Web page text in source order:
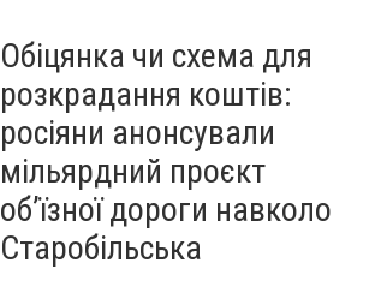
Обіцянка чи схема для
розкрадання коштів:
росіяни анонсували
мільярдний проєкт
об’їзної дороги навколо
Старобільська